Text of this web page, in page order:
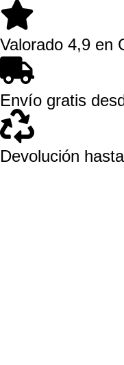
Valorado 4,9 en
Envío gratis
Devolución